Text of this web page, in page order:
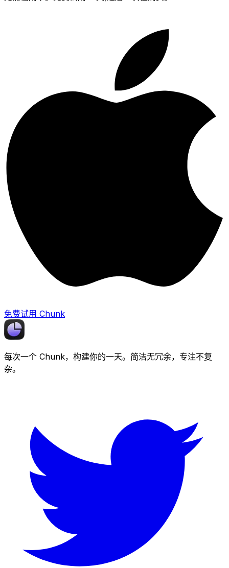
免费试用 Chunk
每次一个 Chunk，构建你的一天。简洁无冗余，专注不复
杂。